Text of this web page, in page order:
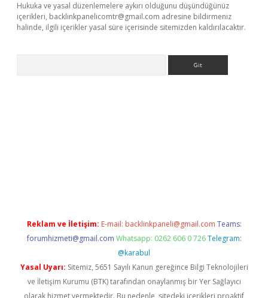
Hukuka ve yasal düzenlemelere aykırı olduğunu düşündüğünüz
içerikleri, backlinkpanelicomtr@gmail.com adresine bildirmeniz
halinde, ilgili içerikler yasal süre içerisinde sitemizden kaldırılacaktır.
Reklam ve İletişim: E-mail: backlinkpaneli@gmail.com Teams:
forumhizmeti@gmail.com Whatsapp: 0262 606 0 726 Telegram:
@karabul
Yasal Uyarı: Sitemiz, 5651 Sayılı Kanun gereğince Bilgi Teknolojileri
ve İletişim Kurumu (BTK) tarafından onaylanmış bir Yer Sağlayıcı
olarak hizmet vermektedir. Bu nedenle, sitedeki içerikleri proaktif